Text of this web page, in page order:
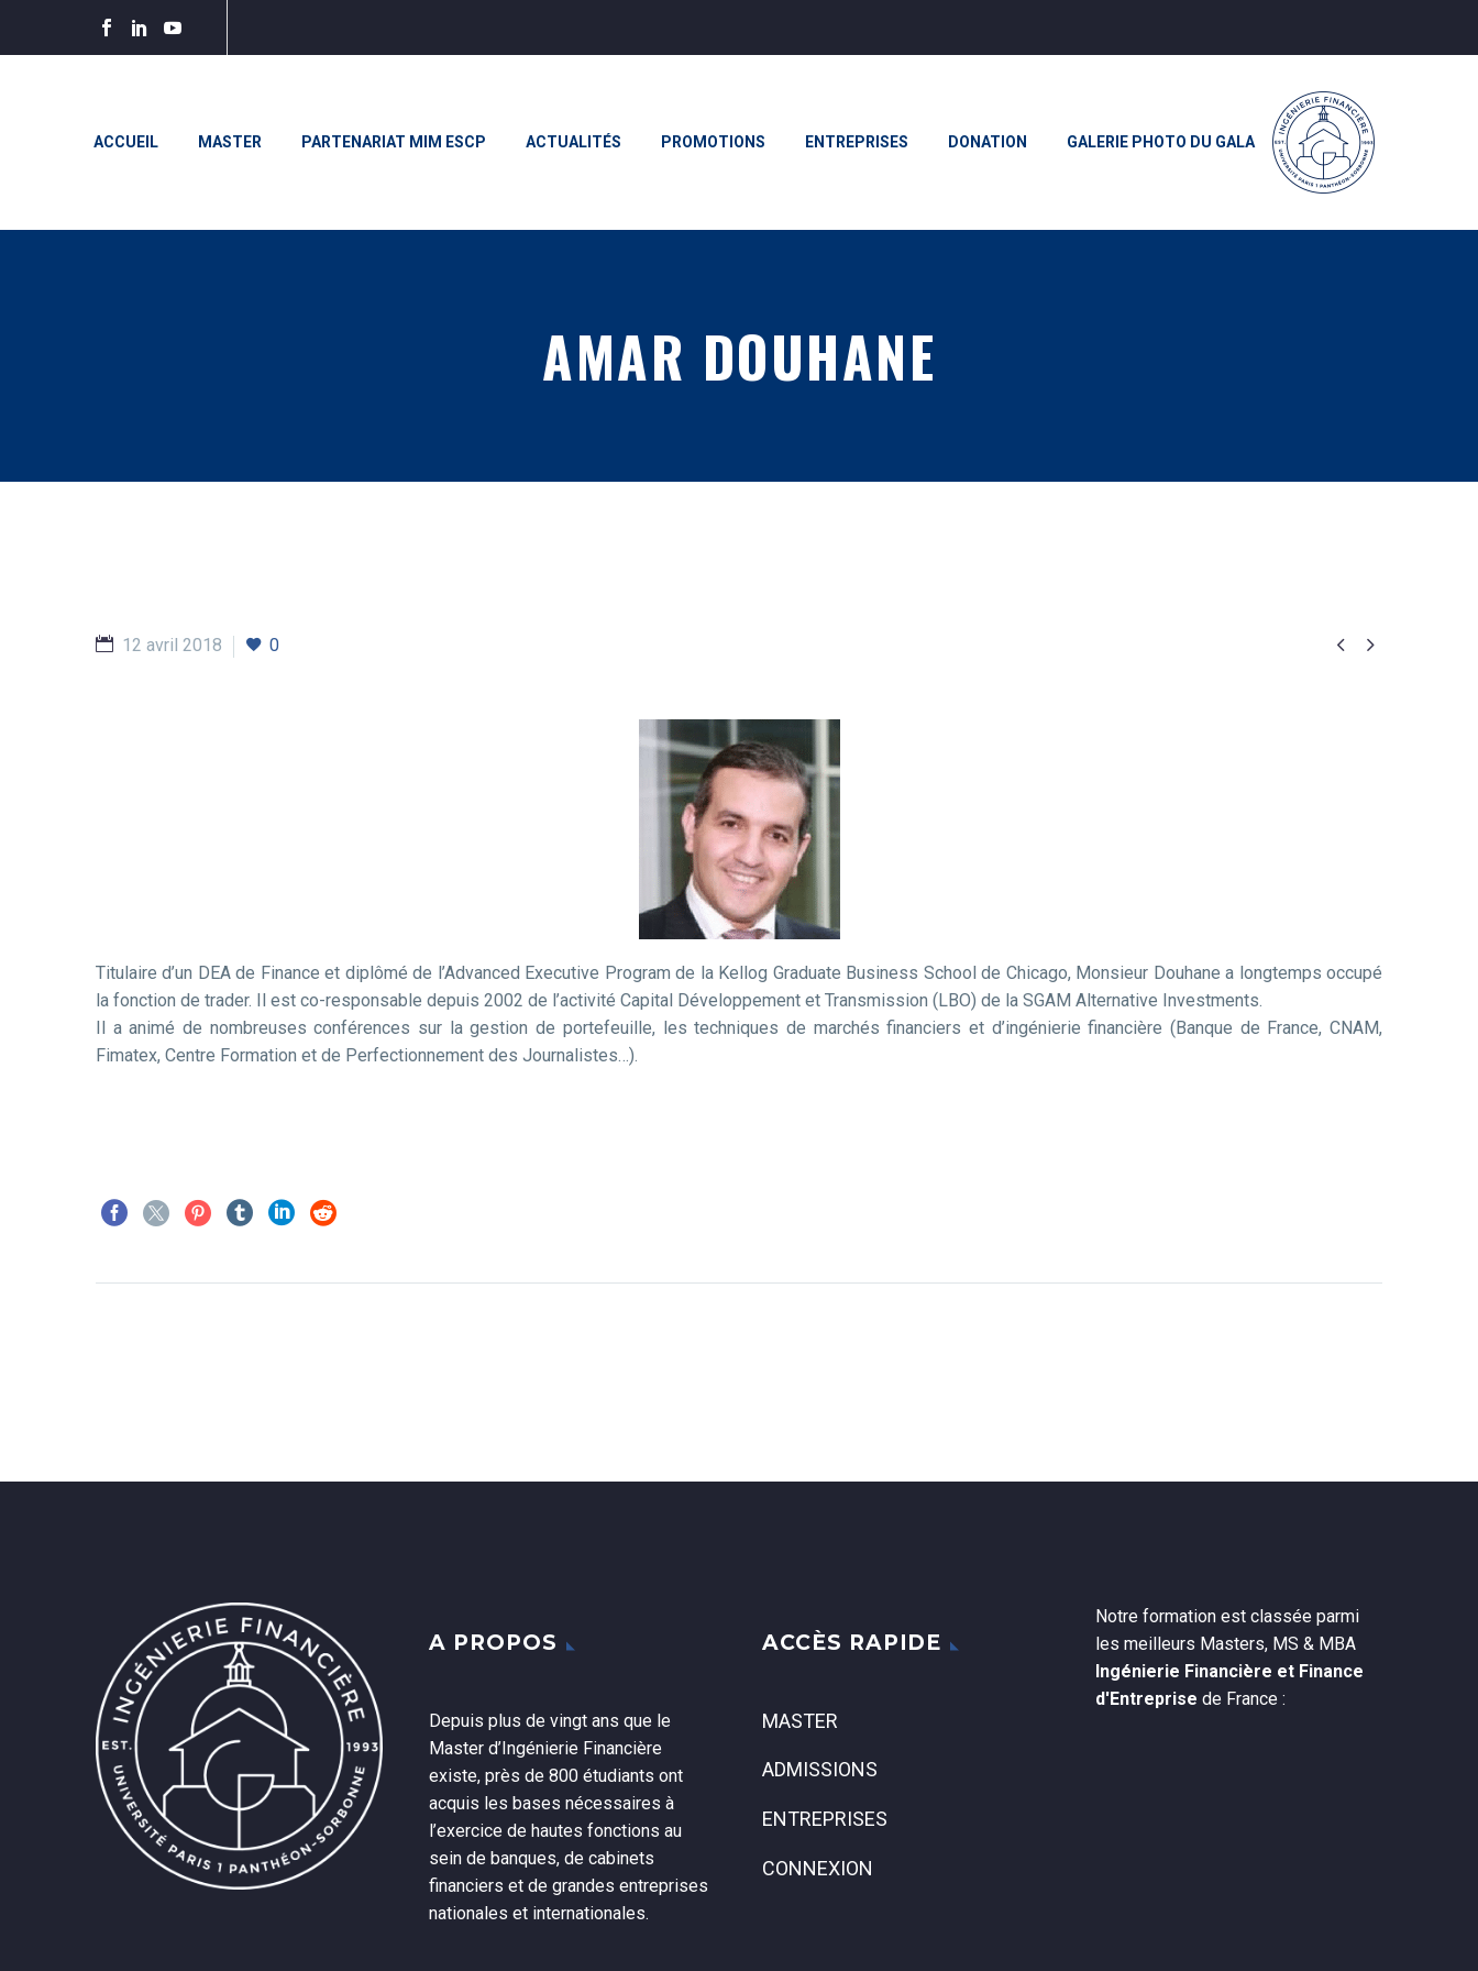
ACCUEIL MASTER PARTENARIAT MIM ESCP ACTUALITÉS PROMOTIONS ENTREPRISES DONATION GALERIE PHOTO DU GALA
AMAR DOUHANE
 
12 avril 2018 0
Titulaire d’un DEA de Finance et diplômé de l’Advanced Executive Program de la Kellog Graduate Business School de Chicago, Monsieur Douhane a longtemps occupé
la fonction de trader. Il est co-responsable depuis 2002 de l’activité Capital Développement et Transmission (LBO) de la SGAM Alternative Investments.
Il a animé de nombreuses conférences sur la gestion de portefeuille, les techniques de marchés financiers et d’ingénierie financière (Banque de France, CNAM,
Fimatex, Centre Formation et de Perfectionnement des Journalistes…).
A PROPOS
Depuis plus de vingt ans que le
Master d’Ingénierie Financière
existe, près de 800 étudiants ont
acquis les bases nécessaires à
l’exercice de hautes fonctions au
sein de banques, de cabinets
financiers et de grandes entreprises
nationales et internationales.
ACCÈS RAPIDE
MASTER
ADMISSIONS
ENTREPRISES
CONNEXION
Notre formation est classée parmi
les meilleurs Masters, MS & MBA
Ingénierie Financière et Finance
d'Entreprise de France :